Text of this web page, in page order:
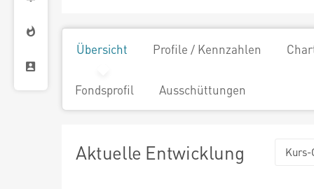
Übersicht Profile / Kennzahlen
Fondsprofil Ausschüttungen
Aktuelle Entwicklung Kurs-